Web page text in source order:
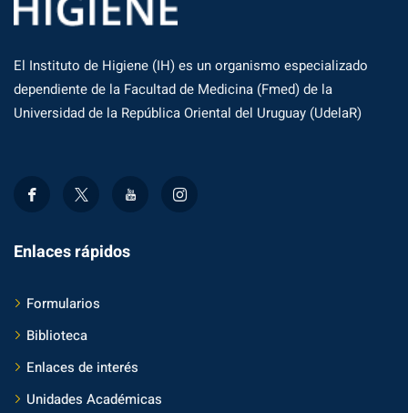
El Instituto de Higiene (IH) es un organismo especializado
dependiente de la Facultad de Medicina (Fmed) de la
Universidad de la República Oriental del Uruguay (UdelaR)
Enlaces rápidos
Formularios
Biblioteca
Enlaces de interés
Unidades Académicas